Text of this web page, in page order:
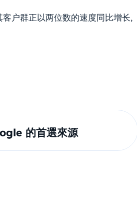
户群正以两位数的速度同比增长,
的首選來源